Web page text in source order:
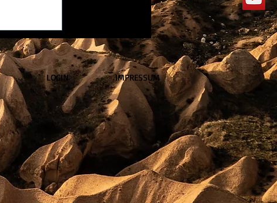
LOGIN IMPRESSUM